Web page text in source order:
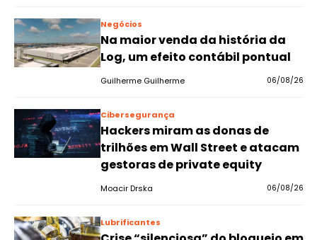
Negócios
Na maior venda da história da
Log, um efeito contábil pontual
Guilherme Guilherme 06/08/26
Cibersegurança
Hackers miram as donas de
trilhões em Wall Street e atacam
gestoras de private equity
Moacir Drska 06/08/26
Lubrificantes